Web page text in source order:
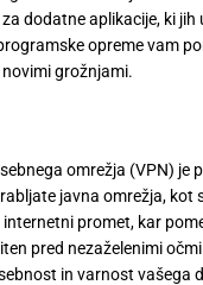
dodatne aplikacije, ki jih
opreme vam
grožnjami.
omrežja (VPN) je
javna omrežja, kot
promet, kar
pred nezaželenimi
in varnost vašega